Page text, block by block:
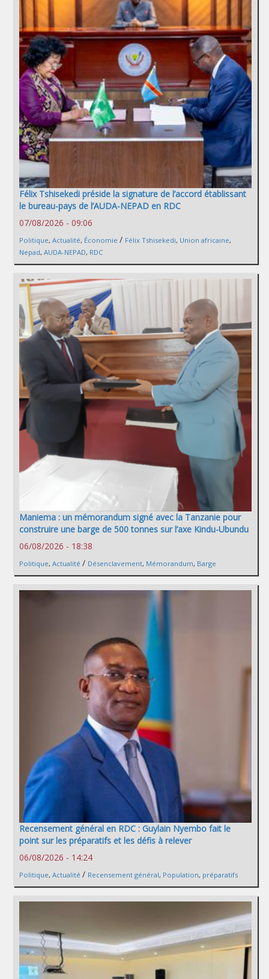
Félix Tshisekedi préside la signature de l’accord établissant
le bureau-pays de l’AUDA-NEPAD en RDC
07/08/2026 - 09:06
Politique, Actualité, Économie / Félix Tshisekedi, Union africaine,
Nepad, AUDA-NEPAD, RDC
Maniema : un mémorandum signé avec la Tanzanie pour
construire une barge de 500 tonnes sur l’axe Kindu-Ubundu
06/08/2026 - 18:38
Politique, Actualité / Désenclavement, Mémorandum, Barge
Recensement général en RDC : Guylain Nyembo fait le
point sur les préparatifs et les défis à relever
06/08/2026 - 14:24
Politique, Actualité / Recensement général, Population, préparatifs